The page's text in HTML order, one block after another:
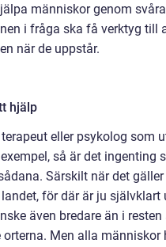
människor genom
i fråga ska få verktyg till
när de uppstår.
hjälp
eller psykolog som
så är det ingenting
Särskilt när det
för där är ju självklart
även bredare än i
orterna. Men alla människor